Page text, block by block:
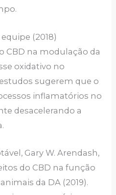
(2018)
CBD na modulação da
oxidativo no
sugerem que o
inflamatórios no
desacelerando a
Gary W. Arendash,
do CBD na função
da DA (2019).